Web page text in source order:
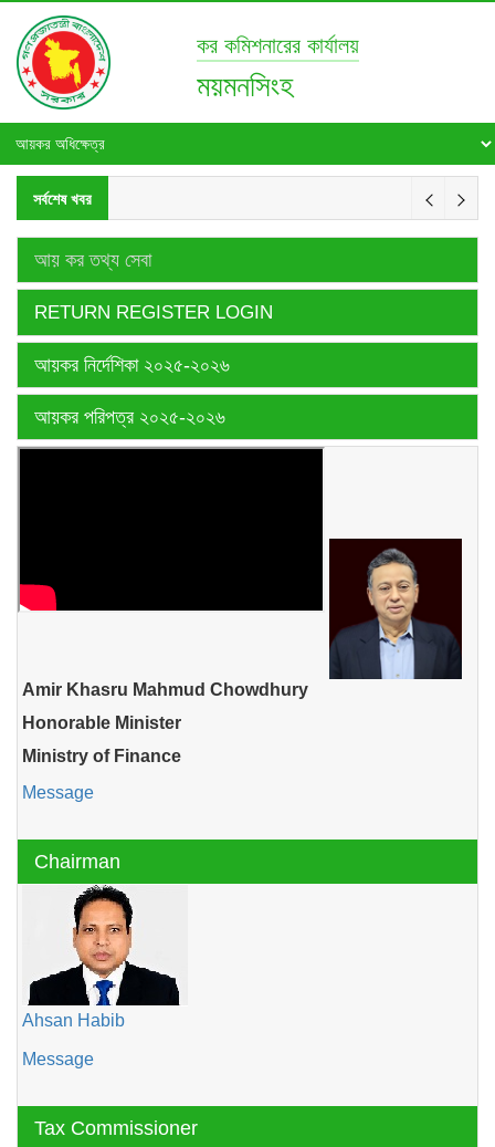
কর কমিশনারের কার্যালয়
ময়মনসিংহ
সর্বশেষ খবর
আয় কর তথ্য সেবা
RETURN REGISTER LOGIN
আয়কর নির্দেশিকা ২০২৫-২০২৬
আয়কর পরিপত্র ২০২৫-২০২৬
Amir Khasru Mahmud Chowdhury
Honorable Minister
Ministry of Finance
Message
Chairman
Ahsan Habib
Message
Tax Commissioner